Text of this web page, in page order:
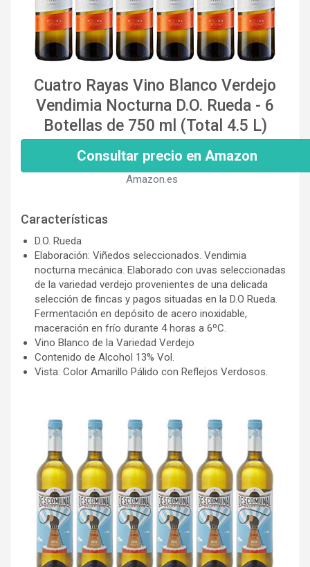
Cuatro Rayas Vino Blanco Verdejo
Vendimia Nocturna D.O. Rueda - 6
Botellas de 750 ml (Total 4.5 L)
Consultar precio en Amazon
Amazon.es
Características
D.O. Rueda
Elaboración: Viñedos seleccionados. Vendimia
nocturna mecánica. Elaborado con uvas seleccionadas
de la variedad verdejo provenientes de una delicada
selección de fincas y pagos situadas en la D.O Rueda.
Fermentación en depósito de acero inoxidable,
maceración en frío durante 4 horas a 6ºC.
Vino Blanco de la Variedad Verdejo
Contenido de Alcohol 13% Vol.
Vista: Color Amarillo Pálido con Reflejos Verdosos.